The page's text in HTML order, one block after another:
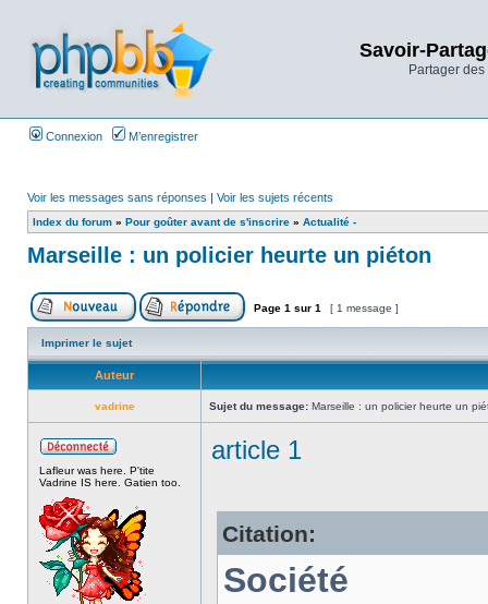
Savoir-
Partager
Connexion M’enregistrer
Voir les messages sans réponses | Voir les sujets récents
Index du forum » Pour goûter avant de s'inscrire » Actualité -
Marseille : un policier heurte un piéton
Page 1 sur 1 [ 1 message ]
Imprimer le sujet
Auteur
vadrine Sujet du message: Marseille : un policier heurte un
Lafleur was here. P'tite
Vadrine IS here. Gatien too.
article 1
Citation:
Société